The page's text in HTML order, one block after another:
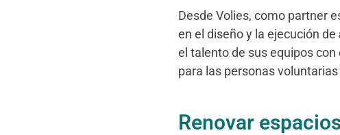
Desde Volies, como partner
en el diseño y la ejecución de
el talento de sus equipos
para las personas
Renovar